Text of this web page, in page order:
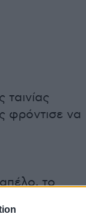
φρόντισε να
το